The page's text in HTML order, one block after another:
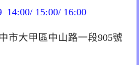
14:00/ 15:00/ 16:00
市大甲區中山路一段905號